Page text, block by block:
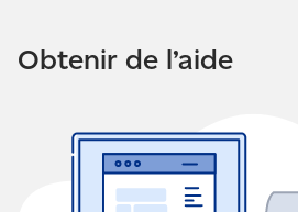
Obtenir de l’aide